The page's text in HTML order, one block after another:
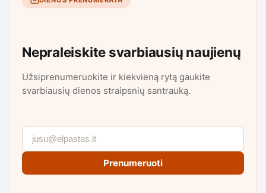
Nepraleiskite svarbiausių naujienų
Užsiprenumeruokite ir kiekvieną rytą gaukite
svarbiausių dienos straipsnių santrauką.
Prenumeruoti